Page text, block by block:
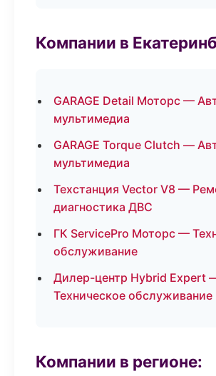
Компании в
GARAGE Detail Моторс —
мультимедиа
GARAGE Torque Clutch —
мультимедиа
Техстанция Vector V8 —
диагностика ДВС
ГК ServicePro Моторс —
обслуживание
Дилер-центр Hybrid Expert
Техническое обслуживание
Компании в регионе: